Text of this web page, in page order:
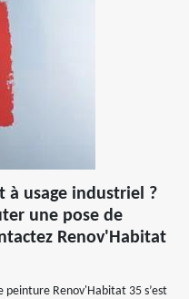
à usage industriel ?
une pose de
Renov'Habitat
peinture Renov'Habitat 35 s’est